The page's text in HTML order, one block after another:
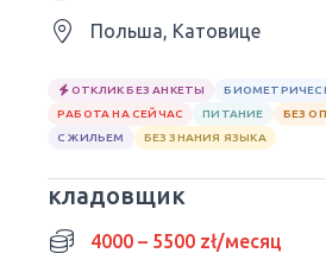
Польша, Катовице
ОТКЛИК БЕЗ АНКЕТЫ
РАБОТА НА СЕЙЧАС
ПИТАНИЕ
БЕЗ
С ЖИЛЬЕМ
БЕЗ ЗНАНИЯ ЯЗЫКА
кладовщик
4000 – 5500 zł/месяц